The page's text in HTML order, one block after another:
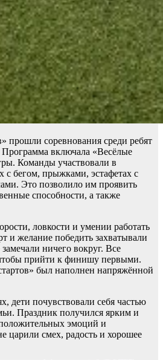
прошли соревнования среди ребят
включала «Весёлые
Команды участвовали в
с бегом, прыжками, эстафетах с
Это позволило им проявить
способности, а также
ловкости и умении работать
и желание победить захватывали
ничего вокруг. Все
чтобы прийти к финишу первыми.
был наполнен напряжённой
дети почувствовали себя частью
Праздник получился ярким и
эмоций и
царили смех, радость и хорошее